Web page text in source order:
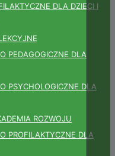
DLA DZIECI I
PEDAGOGICZNE DLA
PSYCHOLOGICZNE DLA
ROZWOJU
PROFILAKTYCZNE DLA